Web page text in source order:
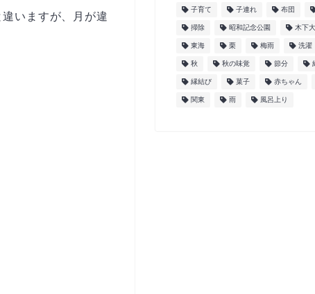
いますが、月が違
子育て 子連れ 布団
掃除 昭和記念公園 木下
東海 栗 梅雨 洗濯
秋 秋の味覚 節分
縁結び 菓子 赤ちゃん
関東 雨 風呂上り